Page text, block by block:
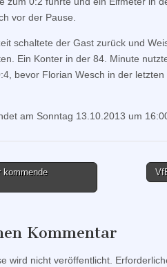
vor der Pause.
schaltete der Gast zurück und
Ein Konter in der 84. Minute
bevor Florian Wesch in der
am Sonntag 13.10.2013 um
Kommentar
wird nicht veröffentlicht.